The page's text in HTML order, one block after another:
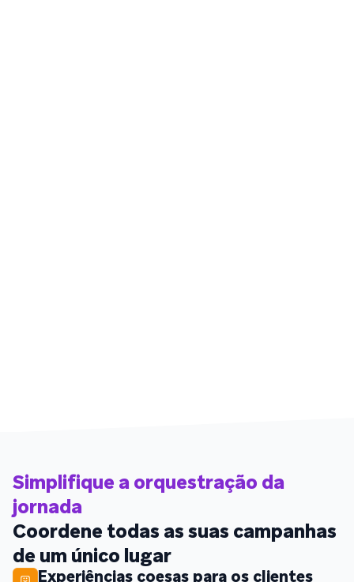
Simplifique a orquestração da
jornada
Coordene todas as suas campanhas
de um único lugar
Experiências coesas para os clientes